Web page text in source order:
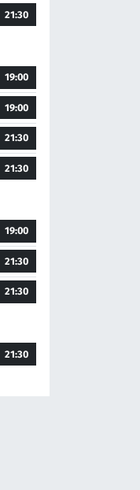
21:30
19:00
19:00
21:30
21:30
19:00
21:30
21:30
21:30